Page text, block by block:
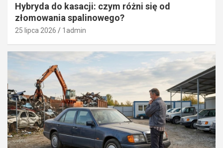
Hybryda do kasacji: czym różni się od
złomowania spalinowego?
25 lipca 2026 1admin